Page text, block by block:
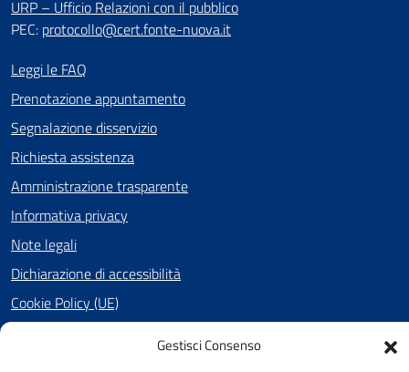
Gestisci Consenso
URP – Ufficio Relazioni con il pubblico
PEC: protocollo@cert.fonte-nuova.it
Leggi le FAQ
Prenotazione appuntamento
Segnalazione disservizio
Richiesta assistenza
Amministrazione trasparente
Informativa privacy
Note legali
Dichiarazione di accessibilità
Cookie Policy (UE)